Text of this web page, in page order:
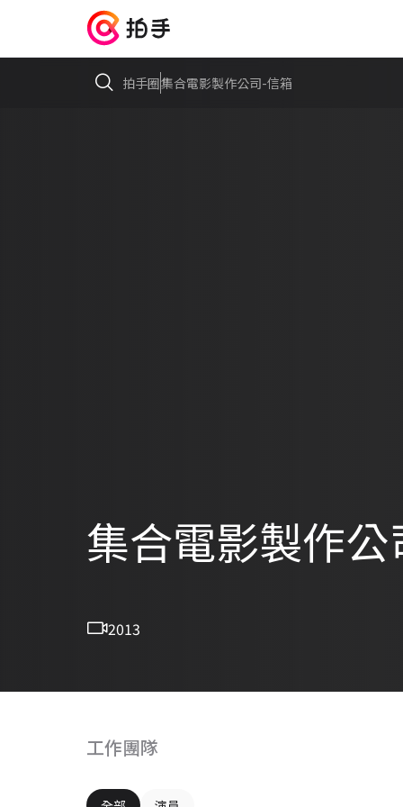
拍手圈集合電影製作公司-信箱
集合電影製作
2013
工作團隊